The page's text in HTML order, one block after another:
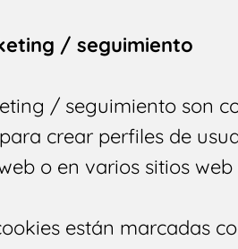
/ seguimiento
/ seguimiento son
crear perfiles de
o en varios sitios
están marcadas